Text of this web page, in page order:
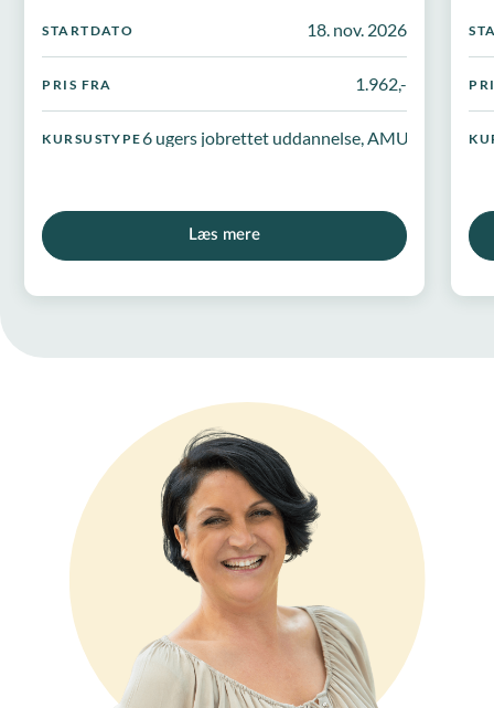
STARTDATO 18. nov. 2026
PRIS FRA 1.962,-
KURSUSTYPE6 ugers jobrettet uddannelse, AMU-kursus,
Læs mere